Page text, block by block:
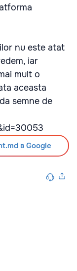
nu este atat
iar
mult o
aceasta
semne de
в Google